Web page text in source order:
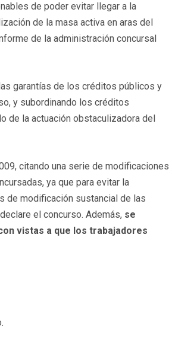
de poder evitar llegar a la
de la masa activa en aras del
de la administración concursal
garantías de los créditos públicos y
y subordinando los créditos
de la actuación obstaculizadora del
citando una serie de modificaciones
ya que para evitar la
de modificación sustancial de las
el concurso. Además, se
vistas a que los trabajadores